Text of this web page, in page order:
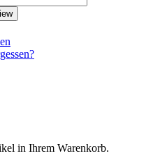
in Ihrem Warenkorb.